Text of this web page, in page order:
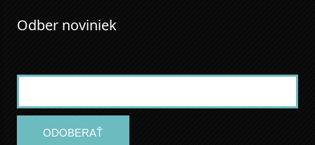
Odber noviniek
ODOBERAŤ